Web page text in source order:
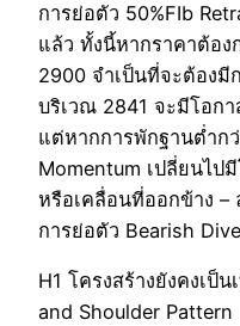
การย่อตัว 50%FIb
แล้ว ทั้งนี้หากราคาต้อ
2900 จำเป็นที่จะต้องมี
บริเวณ 2841 จะมีโอก
แต่หากการพักฐานต่ำก
Momentum เปลี่ยนไป
หรือเคลื่อนที่ออกข้าง
การย่อตัว Bearish
H1 โครงสร้างยังคงเป็
and Shoulder Pattern